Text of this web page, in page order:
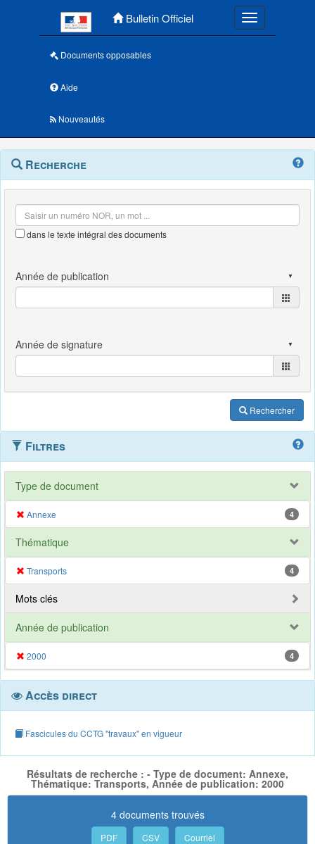
Bulletin Officiel Toggle
Documents opposables
Aide
Nouveautés
Navigation
outils
Menu
contextuel
Recherche
dans le texte intégral des documents
Rechercher
Filtres
Type de document
Annexe 4
Thématique
Transports 4
Mots clés
Année de publication
2000 4
Accès direct
Fascicules du CCTG "travaux" en vigueur
Résultats de recherche : - Type de document: Annexe,
Thématique: Transports, Année de publication: 2000
4 documents trouvés
PDF CSV Courriel